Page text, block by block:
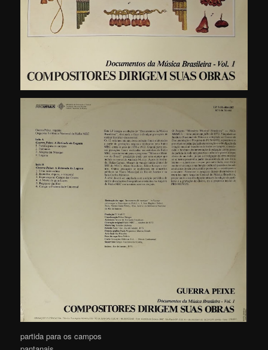
partida para os campos